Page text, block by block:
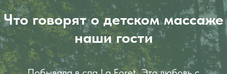
Что говорят о детском массаже
наши гости